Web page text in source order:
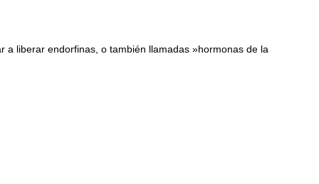
a liberar endorfinas, o también llamadas »hormonas de la